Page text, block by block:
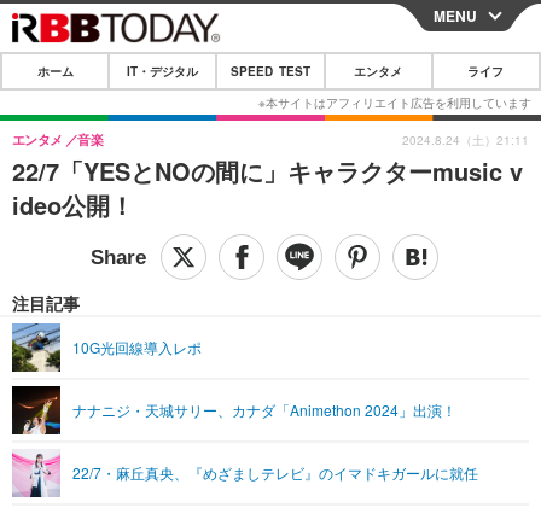
CLOSE
ホーム
IT・デジタル
IT・デジタルTOP スマートフォン
ショッピング その他
SPEED TEST
エンタメTOP 映画・ドラマ
グラビア ブログ
ショッピング その他
ライフTOP
リリース一覧
プッシュ通知の停止方法
MENU
ホーム IT・デジタル SPEED TEST エンタメ ライフ
22/7「YESとNOの間に」キャラクターmusic v
ideo公開！
エンタメ 音楽
注目記事
10G光回線導入レポ
ナナニジ・天城サリー、カナダ「Animethon 2024」出演！
22/7・麻丘真央、『めざましテレビ』のイマドキガールに就任
2024.8.24（土）21:11